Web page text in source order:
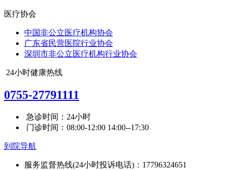
医疗协会
中国非公立医疗机构协会
广东省民营医院行业协会
深圳市非公立医疗机构行业协会
24小时健康热线
0755-27791111
急诊时间：24小时
门诊时间：08:00-12:00 14:00--17:30
到院导航
服务监督热线(24小时投诉电话)：17796324651